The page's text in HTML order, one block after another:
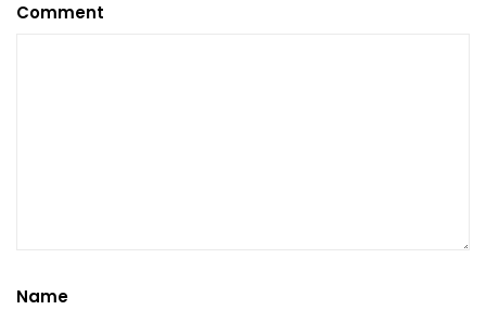
Comment
Name